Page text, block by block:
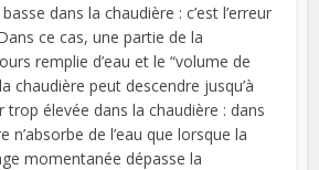
dans la chaudière : c’est l’erreur
ce cas, une partie de la
remplie d’eau et le “volume de
chaudière peut descendre jusqu’à
trop élevée dans la chaudière : dans
n’absorbe de l’eau que lorsque la
momentanée dépasse la